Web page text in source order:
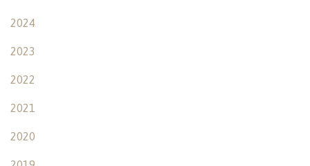
2024
2023
2022
2021
2020